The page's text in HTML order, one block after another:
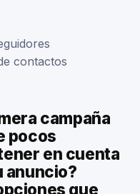
contactos
campaña
pocos
en cuenta
anuncio?
que